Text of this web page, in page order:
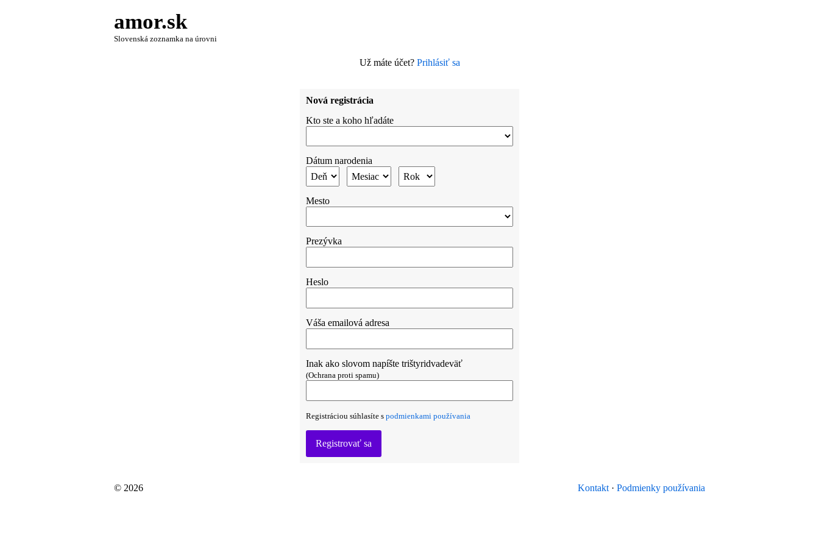
amor.sk
Slovenská zoznamka na úrovni
Už máte účet? Prihlásiť sa
Nová registrácia
Kto ste a koho hľadáte
Dátum narodenia
Mesto
Prezývka
Heslo
Váša emailová adresa
Inak ako slovom napíšte trištyridvadeväť
(Ochrana proti spamu)
Registráciou súhlasíte s podmienkami používania
Registrovať sa
© 2026 Kontakt · Podmienky používania